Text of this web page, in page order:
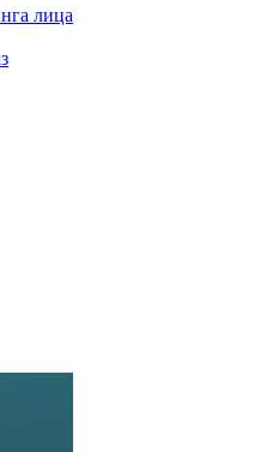
лица